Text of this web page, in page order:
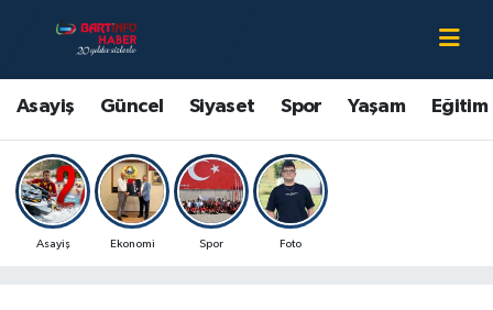
Asayiş Güncel Siyaset Spor Yaşam Eğitim
Asayiş Ekonomi Spor Foto
Asayiş
Bartın Hakkında
Çevre
Eğitim
Bartın Nöbetçi Eczaneler
Bartın Hava Durumu
Bartin Namaz Vakitleri
Bartın Trafik Yoğunluk Haritası